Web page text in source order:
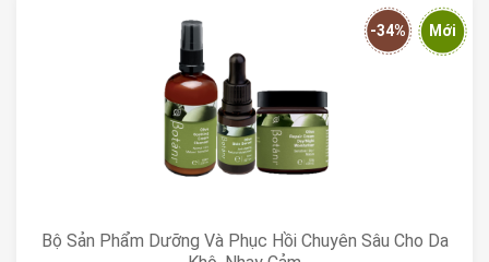
Bộ Sản Phẩm Dưỡng Và Phục Hồi Chuyên Sâu Cho Da
-34% Mới